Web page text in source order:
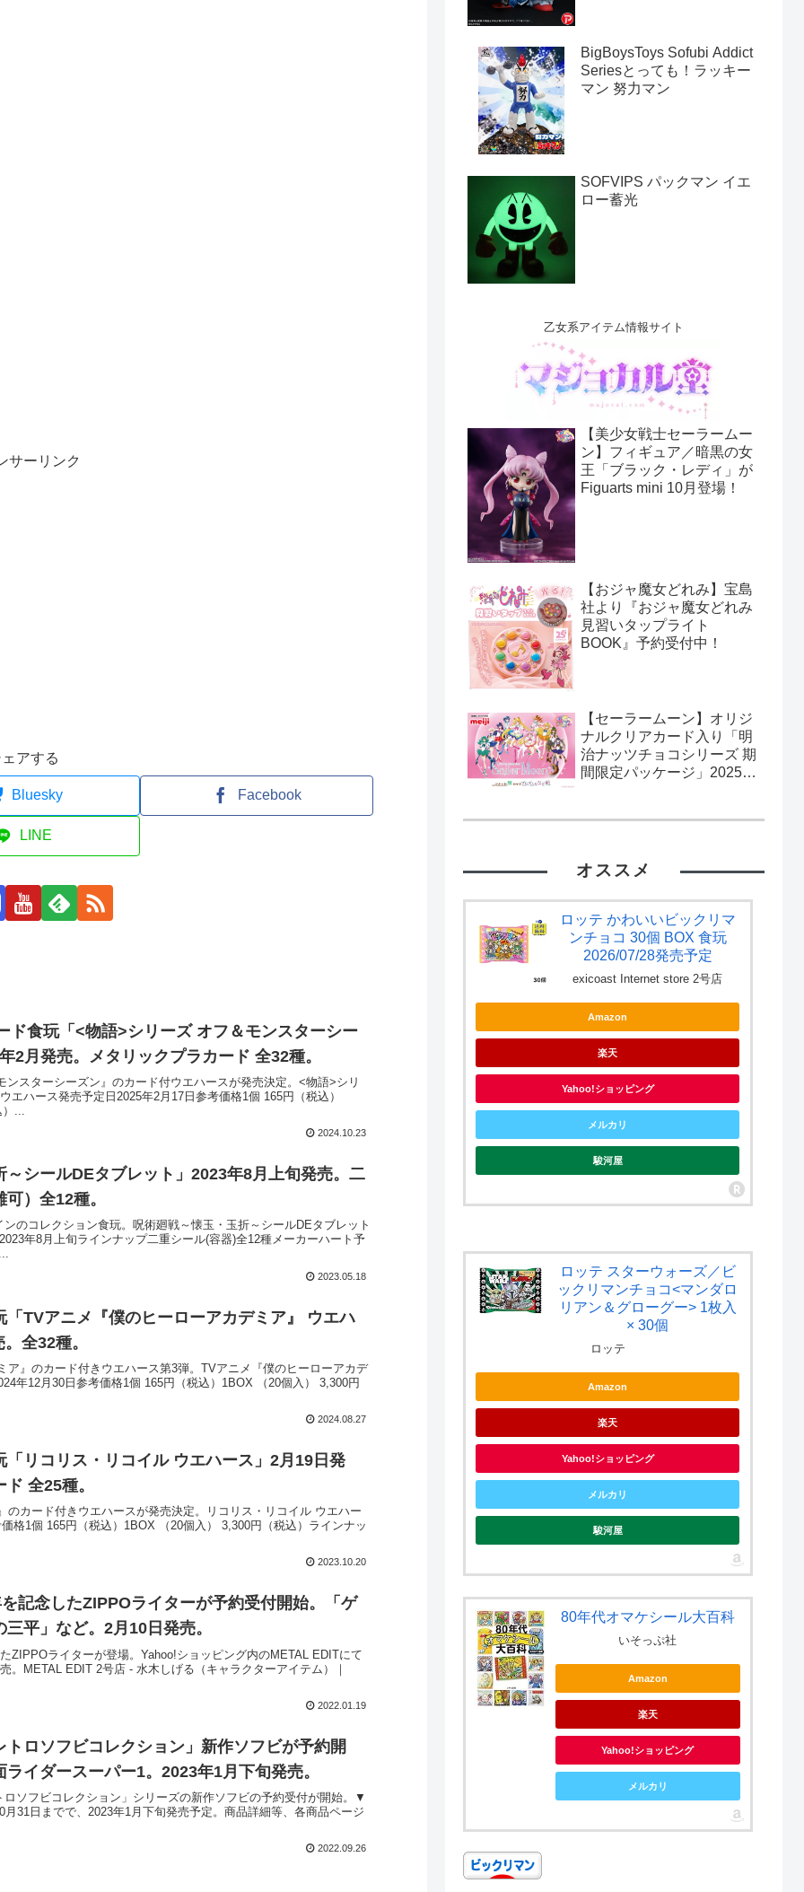
サーリンク
アする
Bluesky Facebook
LINE
ド食玩「<物語>シリーズ オフ＆モンスターシー
2月発売。メタリックプラカード 全32種。
ンスターシーズン』のカード付ウエハースが発売決定。<物語>シリ
エハース発売予定日2025年2月17日参考価格1個 165円（税込）
...
2024.10.23
～シールDEタブレット」2023年8月上旬発売。二
）全12種。
のコレクション食玩。呪術廻戦～懐玉・玉折～シールDEタブレット
年8月上旬ラインナップ二重シール(容器)全12種メーカーハート予
2023.05.18
「TVアニメ『僕のヒーローアカデミア』 ウエハ
全32種。
ア』のカード付きウエハース第3弾。TVアニメ『僕のヒーローアカデ
年12月30日参考価格1個 165円（税込）1BOX （20個入） 3,300円
2024.08.27
「リコリス・リコイル ウエハース」2月19日発
全25種。
のカード付きウエハースが発売決定。リコリス・リコイル ウエハー
格1個 165円（税込）1BOX （20個入） 3,300円（税込）ラインナッ
2023.10.20
記念したZIPPOライターが予約受付開始。「ゲ
平」など。2月10日発売。
ZIPPOライターが登場。Yahoo!ショッピング内のMETAL EDITにて
。METAL EDIT 2号店 - 水木しげる（キャラクターアイテム）｜
2022.01.19
ロソフビコレクション」新作ソフビが予約開
イダースーパー1。2023年1月下旬発売。
ソフビコレクション」シリーズの新作ソフビの予約受付が開始。▼
31日までで、2023年1月下旬発売予定。商品詳細等、各商品ページ
2022.09.26
BigBoysToys Sofubi Addict
Seriesとっても！ラッキー
マン 努力マン
SOFVIPS パックマン イエ
ロー蓄光
乙女系アイテム情報サイト
【美少女戦士セーラームー
ン】フィギュア／暗黒の女
王「ブラック・レディ」が
Figuarts mini 10月登場！
【おジャ魔女どれみ】宝島
社より『おジャ魔女どれみ
見習いタップライト
BOOK』予約受付中！
【セーラームーン】オリジ
ナルクリアカード入り「明
治ナッツチョコシリーズ 期
間限定パッケージ」2025年
オススメ
ロッテ かわいいビックリマ
ンチョコ 30個 BOX 食玩
2026/07/28発売予定
exicoast Internet store 2号店
Amazon
楽天
Yahoo!ショッピング
メルカリ
駿河屋
ロッテ スターウォーズ／ビ
ックリマンチョコ<マンダロ
リアン＆グローグー> 1枚入
× 30個
ロッテ
Amazon
楽天
Yahoo!ショッピング
メルカリ
駿河屋
80年代オマケシール大百科
いそっぷ社
Amazon
楽天
Yahoo!ショッピング
メルカリ